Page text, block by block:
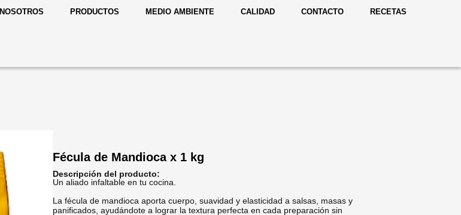
NOSOTROS PRODUCTOS MEDIO AMBIENTE CALIDAD CONTACTO RECETAS
Fécula de Mandioca x 1 kg
Descripción del producto:
Un aliado infaltable en tu cocina.
La fécula de mandioca aporta cuerpo, suavidad y elasticidad a salsas, masas y
panificados, ayudándote a lograr la textura perfecta en cada preparación sin